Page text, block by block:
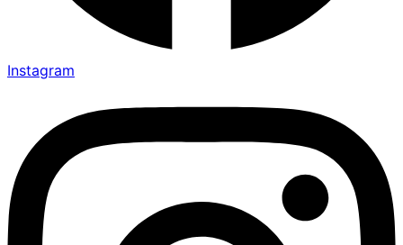
Instagram